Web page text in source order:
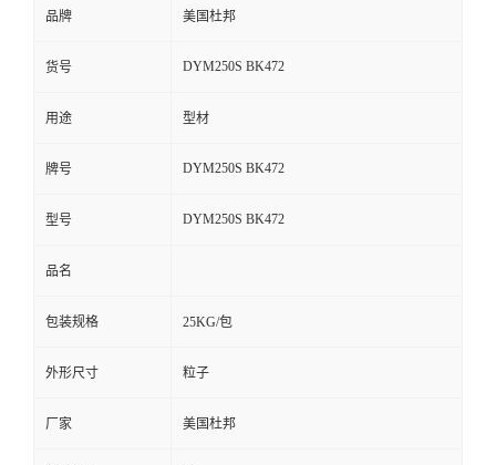
品牌 美国杜邦
货号 DYM250S BK472
用途 型材
牌号 DYM250S BK472
型号 DYM250S BK472
品名
包装规格 25KG/包
外形尺寸 粒子
厂家 美国杜邦